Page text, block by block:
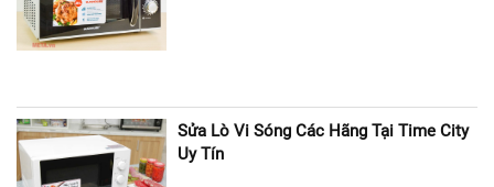
Sửa Lò Vi Sóng Các Hãng Tại Time City
Uy Tín